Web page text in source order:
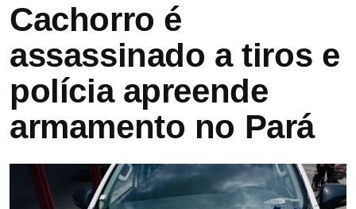
Cachorro é
assassinado a tiros e
polícia apreende
armamento no Pará